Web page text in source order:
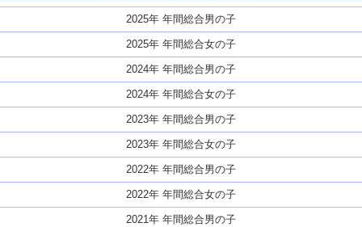
2025年 年間総合男の子
2025年 年間総合女の子
2024年 年間総合男の子
2024年 年間総合女の子
2023年 年間総合男の子
2023年 年間総合女の子
2022年 年間総合男の子
2022年 年間総合女の子
2021年 年間総合男の子